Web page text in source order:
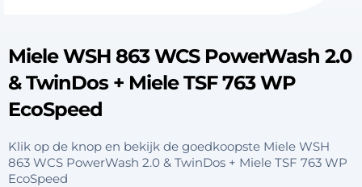
Miele WSH 863 WCS PowerWash 2.0
& TwinDos + Miele TSF 763 WP
EcoSpeed
Klik op de knop en bekijk de goedkoopste Miele WSH
863 WCS PowerWash 2.0 & TwinDos + Miele TSF 763 WP
EcoSpeed